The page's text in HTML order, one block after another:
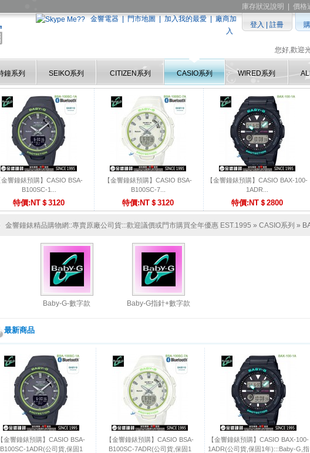
庫存狀況說明 價格
金響電器
門市地圖 加入我的最愛
廠商加
入
登入 註冊
您好,歡迎
鐘系列 SEIKO系列 CITIZEN系列 CASIO系列 WIRED系列
金響鐘錶預購】CASIO BSA-
B100SC-1...
特價:NT＄3120
【金響鐘錶預購】CASIO BSA-
B100SC-7...
特價:NT＄3120
【金響鐘錶預購】CASIO BAX-100-
1ADR...
特價:NT＄2800
金響鐘錶精品購物網::專賣原廠公司貨:::歡迎議價或門市購買全年優惠 EST.1995 » CASIO系列 »
Baby-G-數字款 Baby-G指針+數字款
最新商品
【金響鐘錶預購】CASIO BSA-
B100SC-1ADR(公司貨,保固1
【金響鐘錶預購】CASIO BSA-
B100SC-7ADR(公司貨,保固1
【金響鐘錶預購】CASIO BAX-100-
1ADR(公司貨,保固1年):::Baby-G,指